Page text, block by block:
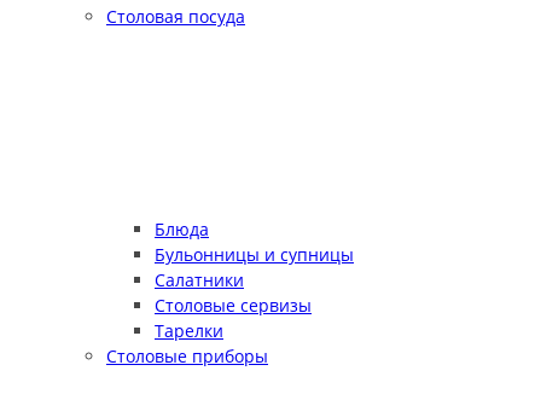
Столовая посуда
Блюда
Бульонницы и супницы
Салатники
Столовые сервизы
Тарелки
Столовые приборы